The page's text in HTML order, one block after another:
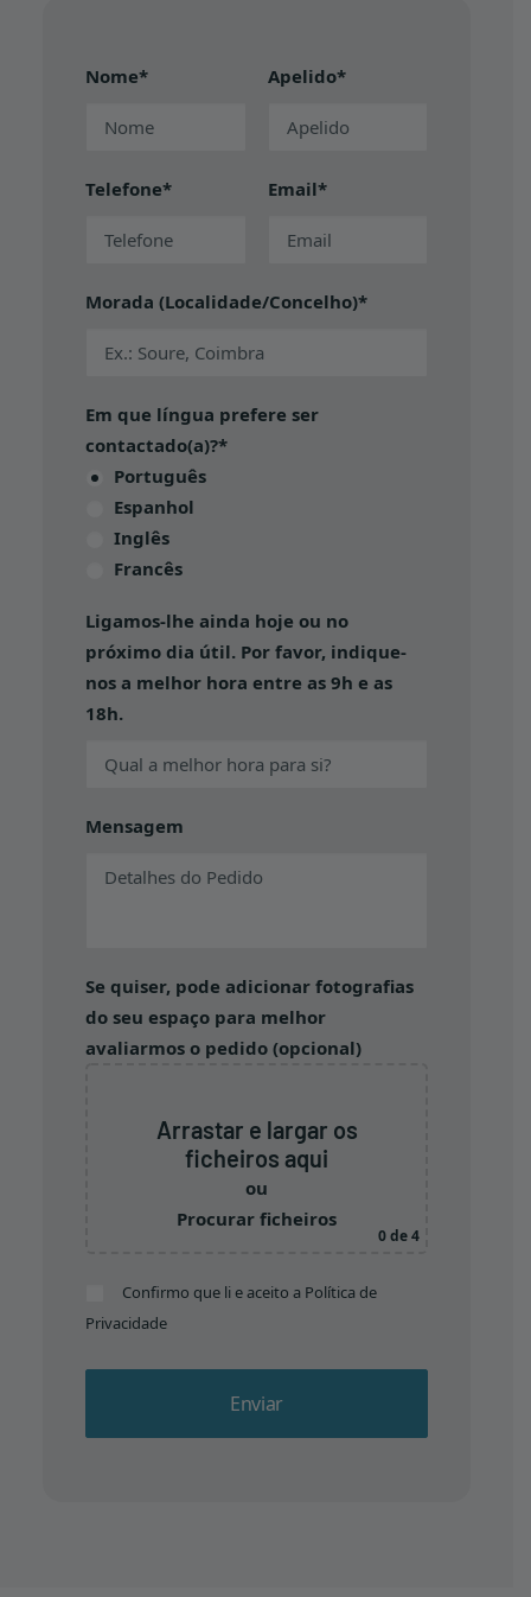
Nome* Apelido*
Telefone* Email*
Morada (Localidade/Concelho)*
Em que língua prefere ser
contactado(a)?*
Português
Espanhol
Inglês
Francês
Ligamos-lhe ainda hoje ou no
próximo dia útil. Por favor, indique-
nos a melhor hora entre as 9h e as
18h.
Mensagem
Se quiser, pode adicionar fotografias
do seu espaço para melhor
avaliarmos o pedido (opcional)
Arrastar e largar os
ficheiros aqui
ou
Procurar ficheiros
0de 4
Confirmo que li e aceito a Política de
Privacidade